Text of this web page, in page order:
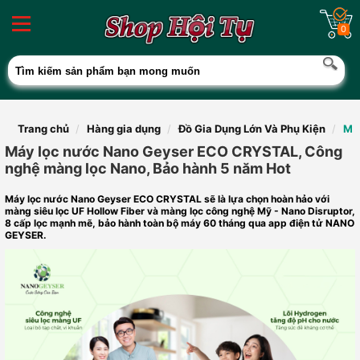
0
Trang chủ Hàng gia dụng Đồ Gia Dụng Lớn Và Phụ Kiện
Máy lọc nước Nano Geyser ECO CRYSTAL, Công
nghệ màng lọc Nano, Bảo hành 5 năm Hot
Máy lọc nước Nano Geyser ECO CRYSTAL sẽ là lựa chọn hoàn hảo với
màng siêu lọc UF Hollow Fiber và màng lọc công nghệ Mỹ - Nano Disruptor,
8 cấp lọc mạnh mẽ, bảo hành toàn bộ máy 60 tháng qua app điện tử NANO
GEYSER.